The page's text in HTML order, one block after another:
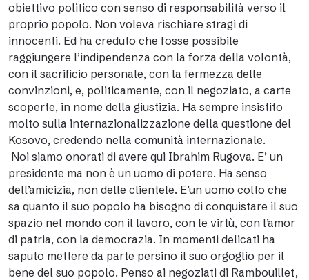
obiettivo politico con senso di responsabilità verso il
proprio popolo. Non voleva rischiare stragi di
innocenti. Ed ha creduto che fosse possibile
raggiungere l’indipendenza con la forza della volontà,
con il sacrificio personale, con la fermezza delle
convinzioni, e, politicamente, con il negoziato, a carte
scoperte, in nome della giustizia. Ha sempre insistito
molto sulla internazionalizzazione della questione del
Kosovo, credendo nella comunità internazionale.
Noi siamo onorati di avere qui Ibrahim Rugova. E’ un
presidente ma non è un uomo di potere. Ha senso
dell’amicizia, non delle clientele. E’un uomo colto che
sa quanto il suo popolo ha bisogno di conquistare il suo
spazio nel mondo con il lavoro, con le virtù, con l’amor
di patria, con la democrazia. In momenti delicati ha
saputo mettere da parte persino il suo orgoglio per il
bene del suo popolo. Penso ai negoziati di Rambouillet,